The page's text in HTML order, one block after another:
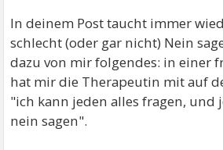
In deinem Post taucht immer
schlecht (oder gar nicht) Nein
dazu von mir folgendes: in einer
hat mir die Therapeutin mit auf
"ich kann jeden alles fragen, und
nein sagen".